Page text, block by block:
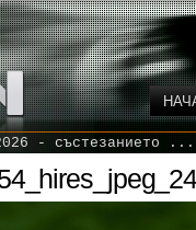
- състезанието ...